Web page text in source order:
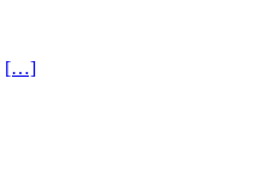
[…]